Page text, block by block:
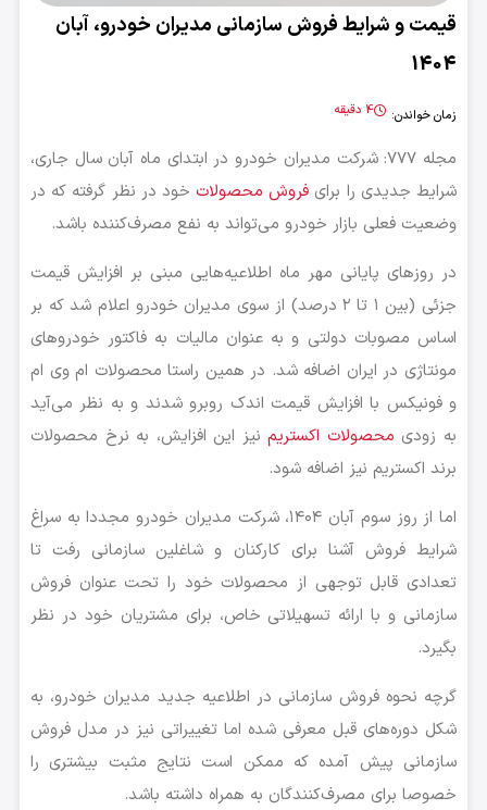
قیمت و شرایط فروش سازمانی مدیران خودرو، آبان
1404
زمان خواندن: 4 دقیقه
مجله 777: شرکت مدیران خودرو در ابتدای ماه آبان سال جاری،
شرایط جدیدی را برای فروش محصولاتخود در نظر گرفته که در
وضعیت فعلی بازار خودرو می‌تواند به نفع مصرف‌کننده باشد.
در روزهای پایانی مهر ماه اطلاعیه‌هایی مبنی بر افزایش قیمت
جزئی (بین ۱ تا ۲ درصد) از سوی مدیران خودرو اعلام شد که بر
اساس مصوبات دولتی و به عنوان مالیات به فاکتور خودروهای
مونتاژی در ایران اضافه شد. در همین راستا محصولات ام وی ام
و فونیکس با افزایش قیمت اندک روبرو شدند و به نظر می‌آید
به زودی محصولات اکستریمنیز این افزایش، به نرخ محصولات
برند اکستریم نیز اضافه شود.
اما از روز سوم آبان ۱۴۰۴، شرکت مدیران خودرو مجددا به سراغ
شرایط فروش آشنا برای کارکنان و شاغلین سازمانی رفت تا
تعدادی قابل توجهی از محصولات خود را تحت عنوان فروش
سازمانی و با ارائه تسهیلاتی خاص، برای مشتریان خود در نظر
بگیرد.
گرچه نحوه فروش سازمانی در اطلاعیه جدید مدیران خودرو، به
شکل دوره‌های قبل معرفی شده اما تغییراتی نیز در مدل فروش
سازمانی پیش آمده که ممکن است نتایج مثبت بیشتری را
خصوصا برای مصرف‌کنندگان به همراه داشته باشد.